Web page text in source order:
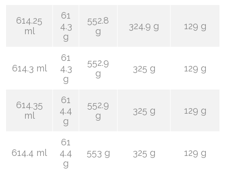
614.25
ml
61
4.3
g
552.8
g
324.9 g 129 g
614.3 ml
61
4.3
g
552.9
g
325 g 129 g
614.35
ml
61
4.4
g
552.9
g
325 g 129 g
614.4 ml
61
4.4
g
553 g 325 g 129 g